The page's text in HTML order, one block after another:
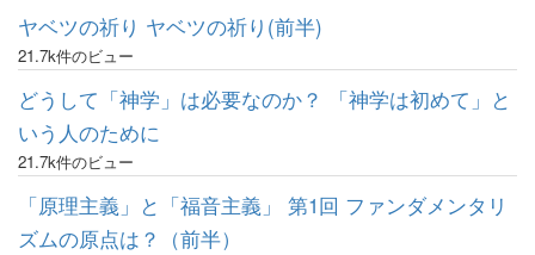
ヤベツの祈り ヤベツの祈り(前半)
21.7k件のビュー
どうして「神学」は必要なのか？ 「神学は初めて」と
いう人のために
21.7k件のビュー
「原理主義」と「福音主義」 第1回 ファンダメンタリ
ズムの原点は？（前半）